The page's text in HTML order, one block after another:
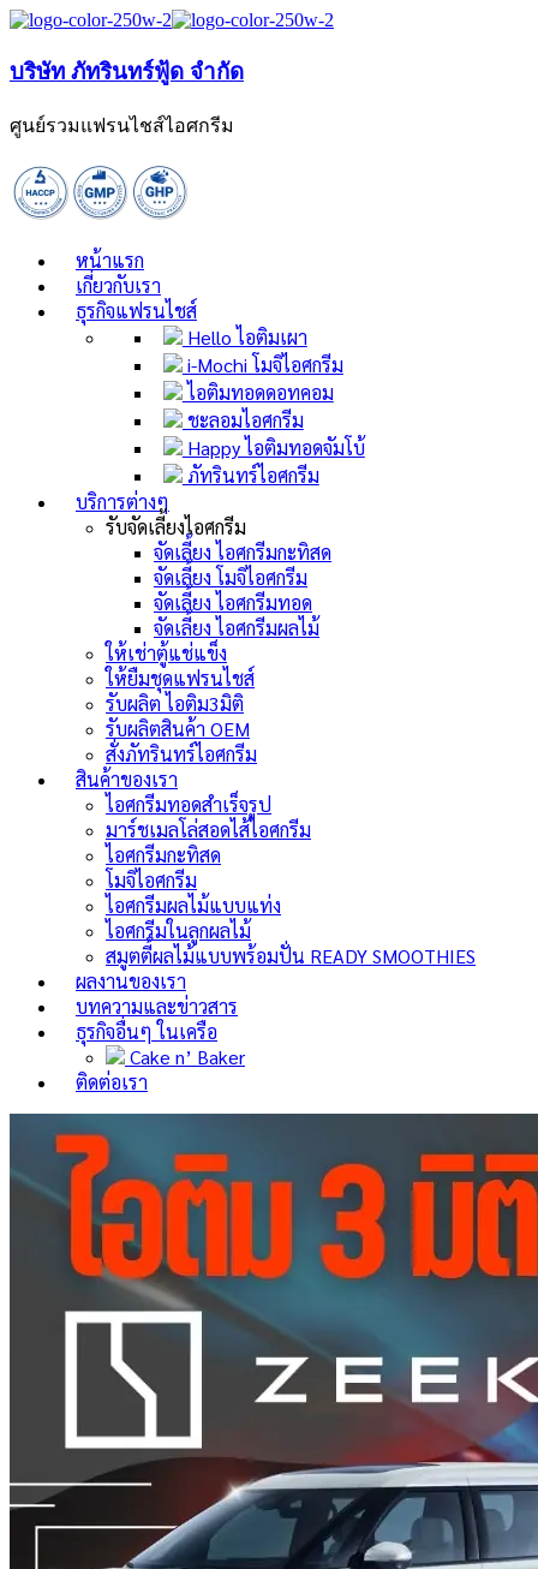
บริษัท ภัทรินทร์ฟู้ด จำกัด
ศูนย์รวมแฟรนไชส์ไอศกรีม
หน้าแรก
เกี่ยวกับเรา
ธุรกิจแฟรนไชส์
Hello ไอติมเผา
i-Mochi โมจิไอศกรีม
ไอติมทอดดอทคอม
ชะลอมไอศกรีม
Happy ไอติมทอดจัมโบ้
ภัทรินทร์ไอศกรีม
บริการต่างๆ
รับจัดเลี้ยงไอศกรีม
จัดเลี้ยง ไอศกรีมกะทิสด
จัดเลี้ยง โมจิไอศกรีม
จัดเลี้ยง ไอศกรีมทอด
จัดเลี้ยง ไอศกรีมผลไม้
ให้เช่าตู้แช่แข็ง
ให้ยืมชุดแฟรนไชส์
รับผลิต ไอติม3มิติ
รับผลิตสินค้า OEM
สั่งภัทรินทร์ไอศกรีม
สินค้าของเรา
ไอศกรีมทอดสำเร็จรูป
มาร์ชเมลโล่สอดไส้ไอศกรีม
ไอศกรีมกะทิสด
โมจิไอศกรีม
ไอศกรีมผลไม้แบบแท่ง
ไอศกรีมในลูกผลไม้
สมูตตี้ผลไม้แบบพร้อมปั่น READY SMOOTHIES
ผลงานของเรา
บทความและข่าวสาร
ธุรกิจอื่นๆ ในเครือ
Cake n’ Baker
ติดต่อเรา